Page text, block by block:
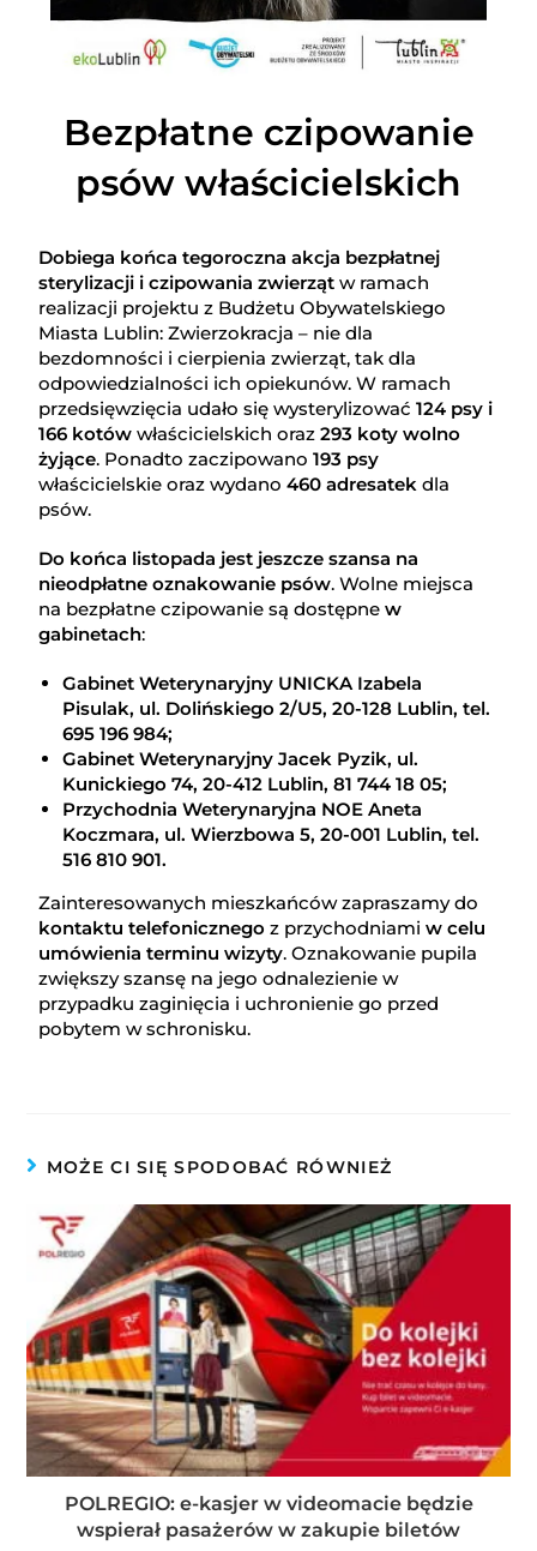
Bezpłatne czipowanie
psów właścicielskich
Dobiega końca tegoroczna akcja bezpłatnej
sterylizacji i czipowania zwierząt w ramach
realizacji projektu z Budżetu Obywatelskiego
Miasta Lublin: Zwierzokracja – nie dla
bezdomności i cierpienia zwierząt, tak dla
odpowiedzialności ich opiekunów. W ramach
przedsięwzięcia udało się wysterylizować124 psy i
166 kotów właścicielskich oraz293 koty wolno
żyjące. Ponadto zaczipowano193 psy
właścicielskie oraz wydano 460 adresatek dla
psów.
Do końca listopada jest jeszcze szansa na
nieodpłatne oznakowanie psów. Wolne miejsca
na bezpłatne czipowanie są dostępne w
gabinetach:
Gabinet Weterynaryjny UNICKA Izabela
Pisulak, ul. Dolińskiego 2/U5, 20-128 Lublin, tel.
695 196 984;
Gabinet Weterynaryjny Jacek Pyzik, ul.
Kunickiego 74, 20-412 Lublin, 81 744 18 05;
Przychodnia Weterynaryjna NOE Aneta
Koczmara, ul. Wierzbowa 5, 20-001 Lublin, tel.
516 810 901.
Zainteresowanych mieszkańców zapraszamy do
kontaktu telefonicznego z przychodniamiw celu
umówienia terminu wizyty. Oznakowanie pupila
zwiększy szansę na jego odnalezienie w
przypadku zaginięcia i uchronienie go przed
pobytem w schronisku.
MOŻE CI SIĘ SPODOBAĆ RÓWNIEŻ
POLREGIO: e-kasjer w videomacie będzie
wspierał pasażerów w zakupie biletów